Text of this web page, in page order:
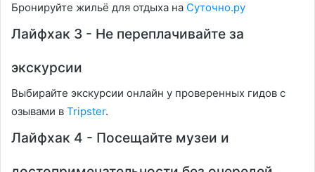
Бронируйте жильё для отдыха на Суточно.ру
Лайфхак 3 - Не переплачивайте за
экскурсии
Выбирайте экскурсии онлайн у проверенных гидов с
озывами в Tripster.
Лайфхак 4 - Посещайте музеи и